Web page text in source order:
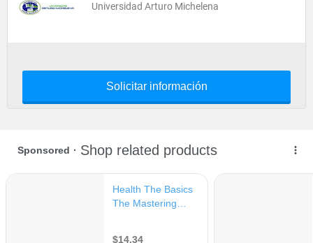
Universidad Arturo Michelena
Solicitar información